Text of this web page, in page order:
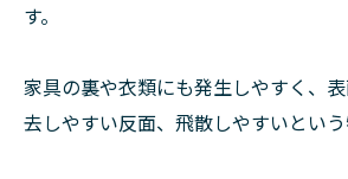
す。
家具の裏や衣類にも発生しやすく、
去しやすい反面、飛散しやすいという